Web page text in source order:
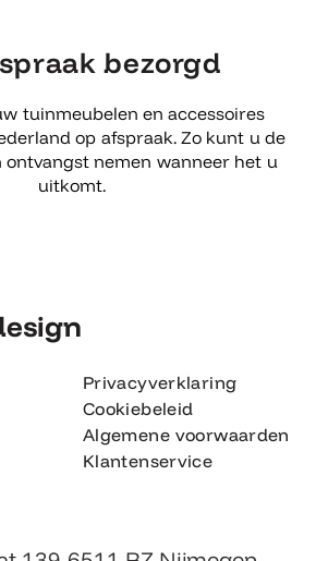
bezorgd
tuinmeubelen en accessoires
op afspraak. Zo kunt u de
nemen wanneer het u
uitkomt.
Privacyverklaring
Cookiebeleid
Algemene voorwaarden
Klantenservice